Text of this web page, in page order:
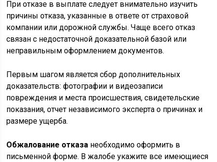
При отказе в выплате следует внимательно изучить
причины отказа, указанные в ответе от страховой
компании или дорожной службы. Чаще всего отказ
связан с недостаточной доказательной базой или
неправильным оформлением документов.
Первым шагом является сбор дополнительных
доказательств: фотографии и видеозаписи
повреждения и места происшествия, свидетельские
показания, отчет независимого эксперта о причинах и
размере ущерба.
Обжалование отказа необходимо оформить в
письменной форме. В жалобе укажите все имеющиеся